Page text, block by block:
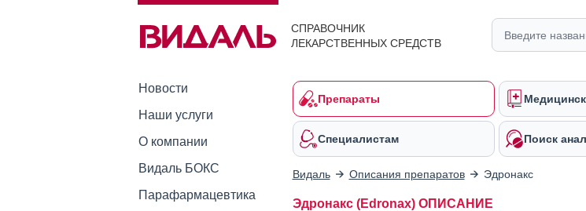
СПРАВОЧНИК
ЛЕКАРСТВЕННЫХ СРЕДСТВ
Новости
Наши услуги
О компании
Видаль БОКС
Парафармацевтика
Препараты
Специалистам Поиск
Видаль Описания препаратов Эдронакс
Эдронакс (Edronax) ОПИСАНИЕ